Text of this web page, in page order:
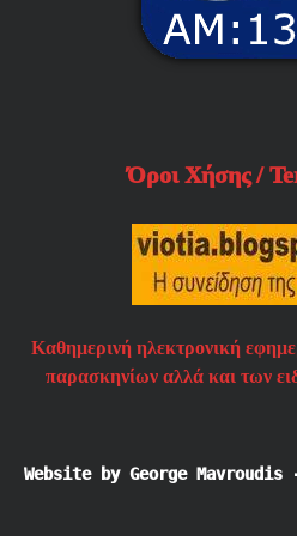
Όροι Χήσης /
Καθημερινή ηλεκτρονική
παρασκηνίων αλλά και των
Website by George